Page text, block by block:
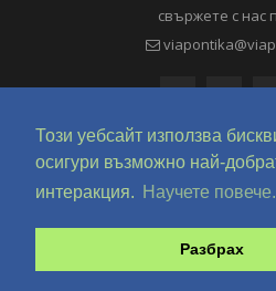
Този уебсайт използва
осигури възможно най-
интеракция.
Научете повече.
Разбрах
свържете с нас
Copyright © 2018-2024
Development @